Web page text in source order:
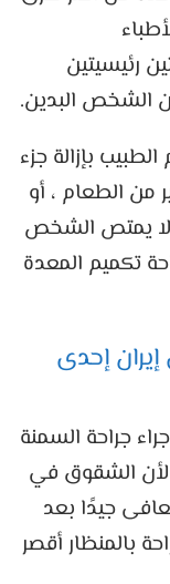
رئيسيتين
الشخص البدين.
بإزالة جزء
من الطعام ، أو
لا يمتص الشخص
تكميم المعدة
إحدى
جراحة السمنة
لأن الشقوق في
جيدًا بعد
بالمنظار أقصر